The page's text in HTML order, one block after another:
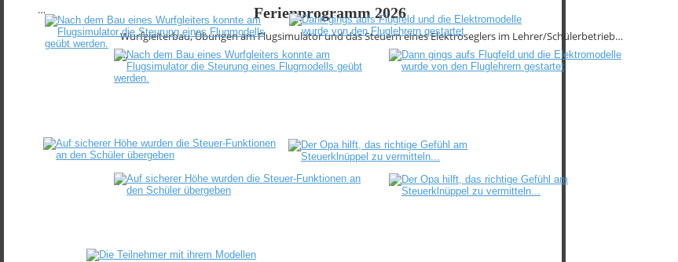
Ferienprogramm 2026
Wurfgleiterbau, Übungen am Flugsimulator und das Steuern eines Elektroseglers im Lehrer/Schülerbetrieb…
…
…